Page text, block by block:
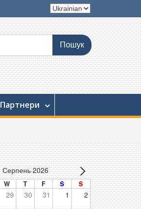
Вибрати
мову
Партнери
Серпень 2026
W T F S S
29 30 31 1 2